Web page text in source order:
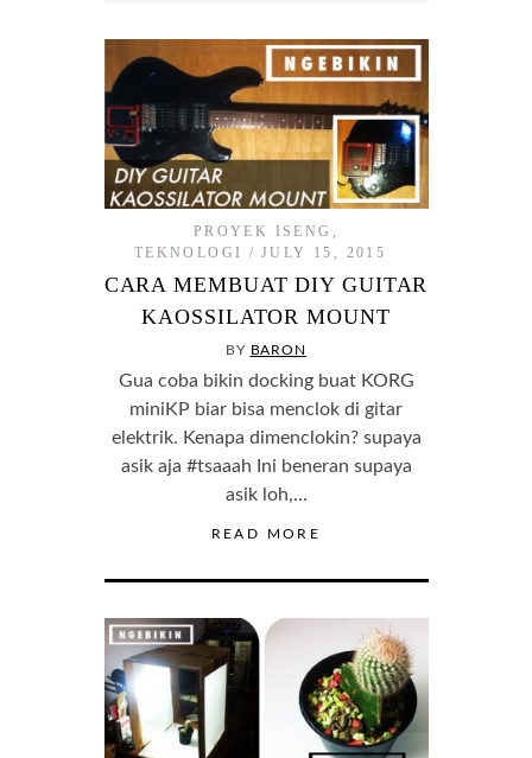
PROYEK ISENG ,
TEKNOLOGI
JULY 15, 2015
CARA MEMBUAT DIY GUITAR
KAOSSILATOR MOUNT
BY BARON
Gua coba bikin docking buat KORG
miniKP biar bisa menclok di gitar
elektrik. Kenapa dimenclokin? supaya
asik aja #tsaaah Ini beneran supaya
asik loh,…
READ MORE